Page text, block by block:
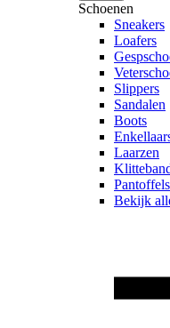
Schoenen
Sneakers
Loafers
Slippers
Sandalen
Boots
Laarzen
Pantoffels
Bekijk